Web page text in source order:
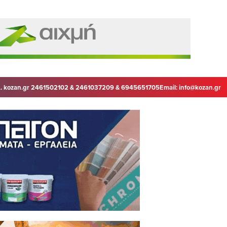
kozan.gr 2461502102 & 2461037209 & 6945651705Email:info@kozan.gr